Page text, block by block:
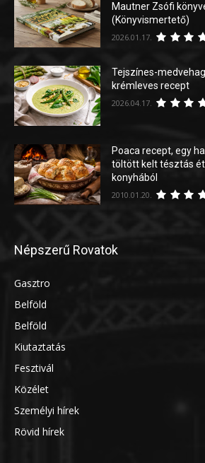
Mautner Zsófi
(Könyvismertető)
2026.01.17.
Tejszínes-
krémleves recept
2026.04.17.
Poaca recept, egy
töltött kelt tésztás
konyhából
2010.01.20.
Népszerű Rovatok
Gasztro
Belföld
Belföld
Kiutaztatás
Fesztivál
Közélet
Személyi hírek
Rövid hírek